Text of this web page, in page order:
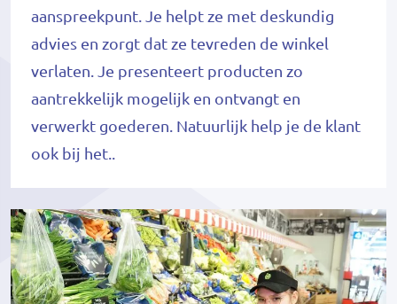
aanspreekpunt. Je helpt ze met deskundig
advies en zorgt dat ze tevreden de winkel
verlaten. Je presenteert producten zo
aantrekkelijk mogelijk en ontvangt en
verwerkt goederen. Natuurlijk help je de klant
ook bij het..